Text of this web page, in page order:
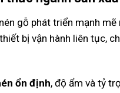
gỗ phát triển mạnh
bị vận hành liên tục,
ổn định, độ ẩm và tỷ